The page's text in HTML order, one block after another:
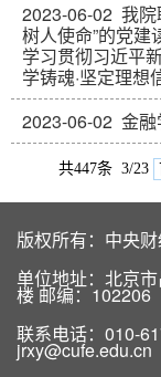
2023-06-02 我院
树人使命”的党
学习贯彻习近平
学铸魂·坚定理想
2023-06-02 金
共447条 3/23
版权所有：中央
单位地址：北京
楼 邮编：102206
联系电话：010-